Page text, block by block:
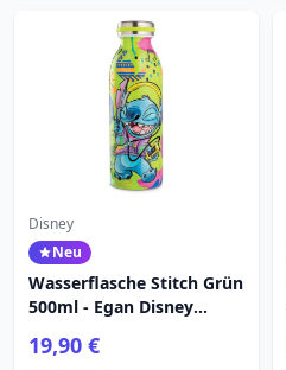
Disney
Neu
Wasserflasche Stitch Grün
500ml - Egan Disney
19,90 €